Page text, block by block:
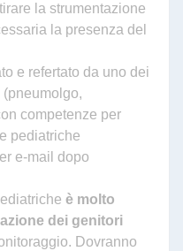
la strumentazione
la presenza del
e refertato da uno dei
competenze per
pediatriche
e-mail dopo
è molto
dei genitori
Dovranno